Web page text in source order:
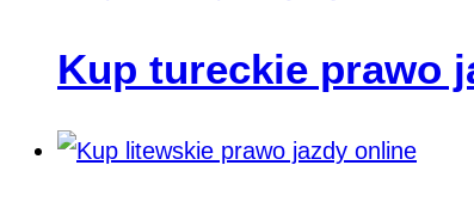
Kup tureckie prawo